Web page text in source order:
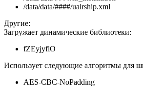
/data/data/####/uairship.xml
Другие:
Загружает динамические библиотеки:
fZEyjyflO
Использует следующие алгоритмы для
AES-CBC-NoPadding